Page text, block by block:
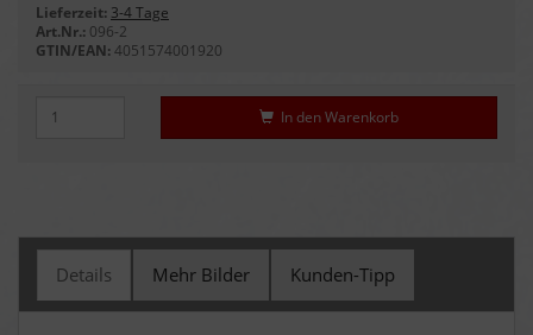
Lieferzeit: 3-4 Tage
Art.Nr.: 096-2
GTIN/EAN: 4051574001920
In den Warenkorb
Details Mehr Bilder Kunden-Tipp